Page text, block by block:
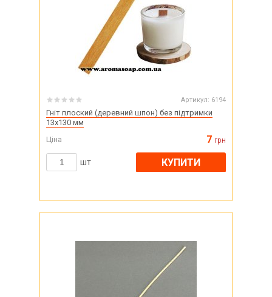
Артикул: 6194
Гніт плоский (деревний шпон) без підтримки
13х130 мм
Ціна
7 грн
шт КУПИТИ